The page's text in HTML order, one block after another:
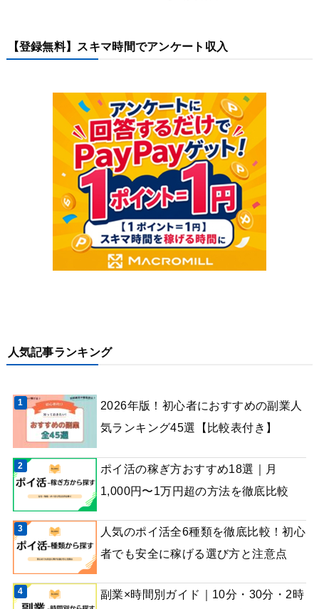
【登録無料】スキマ時間でアンケート収入
人気記事ランキング
2026年版！初心者におすすめの副業人
気ランキング45選【比較表付き】
ポイ活の稼ぎ方おすすめ18選｜月
1,000円〜1万円超の方法を徹底比較
人気のポイ活全6種類を徹底比較！初心
者でも安全に稼げる選び方と注意点
副業×時間別ガイド｜10分・30分・2時